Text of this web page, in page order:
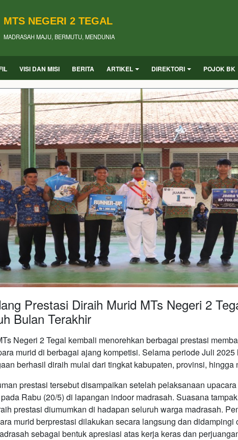
MTS NEGERI 2 TEGAL
MADRASAH MAJU, BERMUTU, MENDUNIA
VISI DAN MISI BERITA ARTIKEL DIREKTORI POJOK BK
Prestasi Diraih Murid MTs Negeri 2
Bulan Terakhir
Negeri 2 Tegal kembali menorehkan berbagai prestasi
murid di berbagai ajang kompetisi. Selama periode Juli 2025
berhasil diraih mulai dari tingkat kabupaten, provinsi, hingga
prestasi tersebut disampaikan setelah pelaksanaan
Rabu (20/5) di lapangan indoor madrasah. Suasana
prestasi diumumkan di hadapan seluruh warga madrasah.
murid berprestasi dilakukan secara langsung dan didampingi
sebagai bentuk apresiasi atas kerja keras dan